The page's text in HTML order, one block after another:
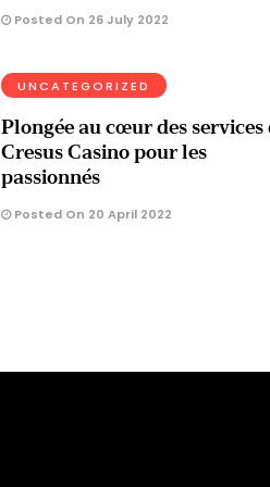
Posted On 26 July 2022
UNCATEGORIZED
Plongée au cœur des services
Cresus Casino pour les
passionnés
Posted On 20 April 2022